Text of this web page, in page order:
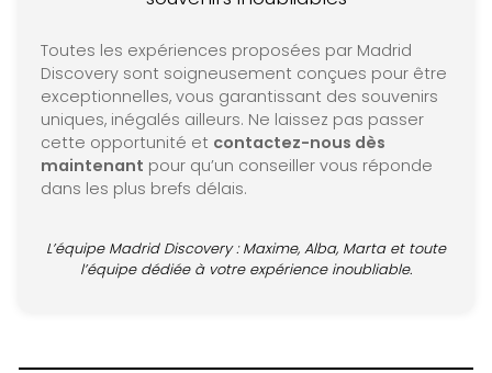
Toutes les expériences proposées par Madrid
Discovery sont soigneusement conçues pour être
exceptionnelles, vous garantissant des souvenirs
uniques, inégalés ailleurs. Ne laissez pas passer
cette opportunité et contactez-nous dès
maintenant pour qu’un conseiller vous réponde
dans les plus brefs délais.
L’équipe Madrid Discovery : Maxime, Alba, Marta et toute
l’équipe dédiée à votre expérience inoubliable.